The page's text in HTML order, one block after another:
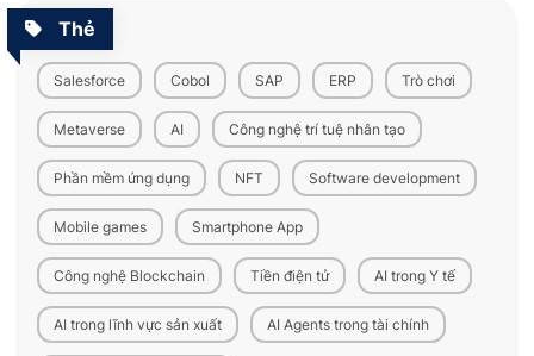
Thẻ
Salesforce Cobol SAP ERP Trò chơi
Metaverse AI Công nghệ trí tuệ nhân tạo
Phần mềm ứng dụng NFT Software development
Mobile games Smartphone App
Công nghệ Blockchain Tiền điện tử AI trong Y tế
AI trong lĩnh vực sản xuất AI Agents trong tài chính